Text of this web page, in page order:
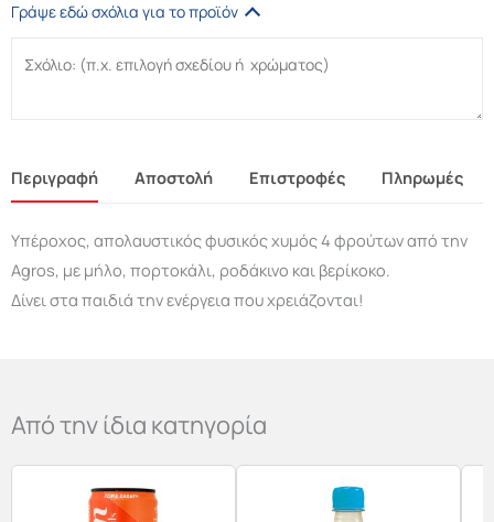
Γράψε εδώ σχόλια για το προϊόν
Περιγραφή Αποστολή Επιστροφές Πληρωμές
Υπέροχος, απολαυστικός φυσικός χυμός 4 φρούτων από την
Agros, με μήλο, πορτοκάλι, ροδάκινο και βερίκοκο.
Δίνει στα παιδιά την ενέργεια που χρειάζονται!
Από την ίδια κατηγορία